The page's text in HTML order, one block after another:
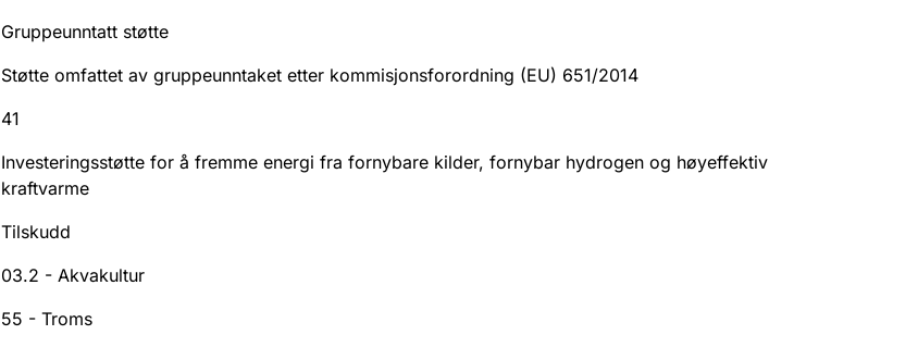
Gruppeunntatt støtte
Støtte omfattet av gruppeunntaket etter kommisjonsforordning (EU) 651/2014
41
Investeringsstøtte for å fremme energi fra fornybare kilder, fornybar hydrogen og høyeffektiv
kraftvarme
Tilskudd
03.2 - Akvakultur
55 - Troms